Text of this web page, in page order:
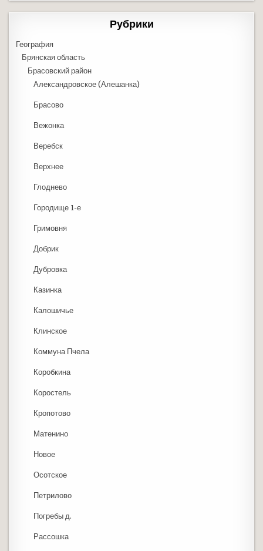
Рубрики
География
Брянская область
Брасовский район
Александровское (Алешанка)
Брасово
Вежонка
Веребск
Верхнее
Глоднево
Городище 1-е
Гримовня
Добрик
Дубровка
Казинка
Калошичье
Клинское
Коммуна Пчела
Коробкина
Коростель
Кропотово
Матенино
Новое
Осотское
Петрилово
Погребы д.
Рассошка